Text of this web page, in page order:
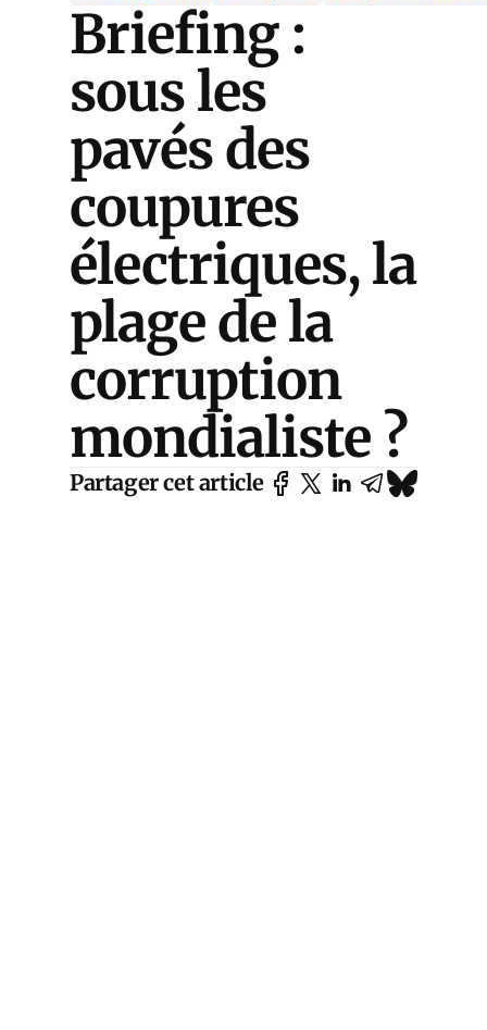
Briefing :
sous les
pavés des
coupures
électriques, la
plage de la
corruption
mondialiste ?
Partager cet article